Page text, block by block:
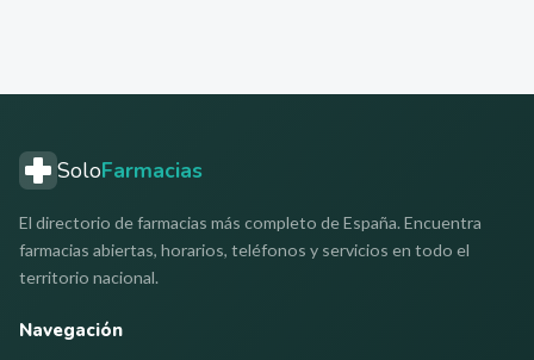
SoloFarmacias
El directorio de farmacias más completo de España. Encuentra
farmacias abiertas, horarios, teléfonos y servicios en todo el
territorio nacional.
Navegación